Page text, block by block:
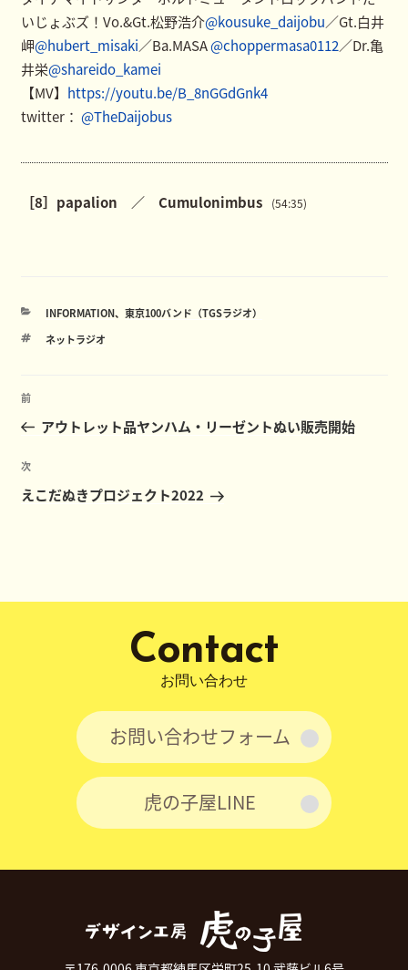
いじょぶズ！Vo.&Gt.松野浩介@kousuke_daijobu／Gt.白井
岬@hubert_misaki／Ba.MASA@choppermasa0112／Dr.亀
井栄@shareido_kamei
【MV】 https://youtu.be/B_8nGGdGnk4
twitter： @TheDaijobus
［8］papalion ／ Cumulonimbus (54:35)
カ
ゴ
INFORMATION、 東京100バンド（TGSラジオ）
タ
ネットラジオ
投
ナ
ビ
ゲ
前
の
稿
前
アウトレット品ヤンハム・リーゼントぬい販売開始
次
の
次
えこだぬきプロジェクト2022
Contact
お問い合わせ
お問い合わせフォーム
虎の子屋LINE